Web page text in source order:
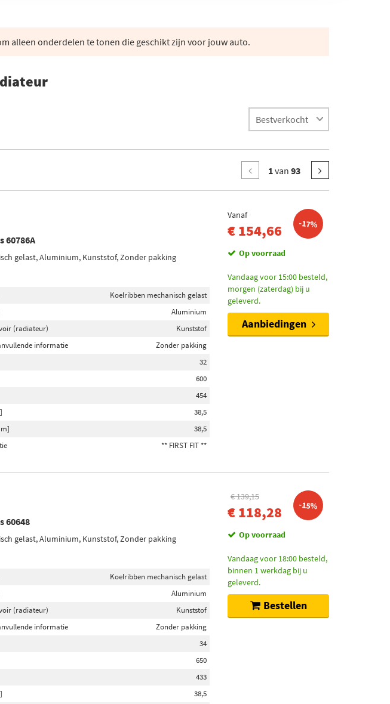
alleen onderdelen te tonen die geschikt zijn voor jouw auto.
1van 93
60786A
gelast, Aluminium, Kunststof, Zonder pakking
Koelribben mechanisch gelast
Aluminium
(radiateur)
Kunststof
informatie
Zonder pakking
32
600
454
38,5
38,5
** FIRST FIT **
Vanaf
€ 154,66 -17%
Op voorraad
Vandaag voor 15:00 besteld,
morgen (zaterdag) bij u
geleverd.
Aanbiedingen
60648
gelast, Aluminium, Kunststof, Zonder pakking
Koelribben mechanisch gelast
Aluminium
(radiateur)
Kunststof
informatie
Zonder pakking
34
650
433
38,5
€ 139,15
€ 118,28 -15%
Op voorraad
Vandaag voor 18:00 besteld,
binnen 1 werkdag bij u
geleverd.
Bestellen